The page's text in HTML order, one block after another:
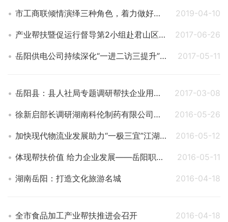
市工商联倾情演绎三种角色，着力做好服务保障--“娘家人”专解民企“成长的烦恼” 2019-04-10
产业帮扶暨促运行督导第2小组赴君山区、岳阳楼区和南湖新区 2017-06-26
岳阳供电公司持续深化“一进二访三提升”专项活动 2017-05-11
岳阳县：县人社局专题调研帮扶企业用工难 2017-03-08
徐新启部长调研湖南科伦制药有限公司岳阳分公司 2016-05-26
加快现代物流业发展助力“一极三宜”江湖名城建设 2016-05-12
体现帮扶价值 给力企业发展——岳阳职院李景军挂职东方雨虹小记 2016-05-11
湖南岳阳：打造文化旅游名城 2016-04-18
全市食品加工产业帮扶推进会召开 2016-04-18